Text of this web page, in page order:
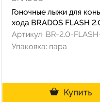
Гоночные лыжи для
хода BRADOS FLASH
Артикул: BR-2.0-
Упаковка: пара
Купить